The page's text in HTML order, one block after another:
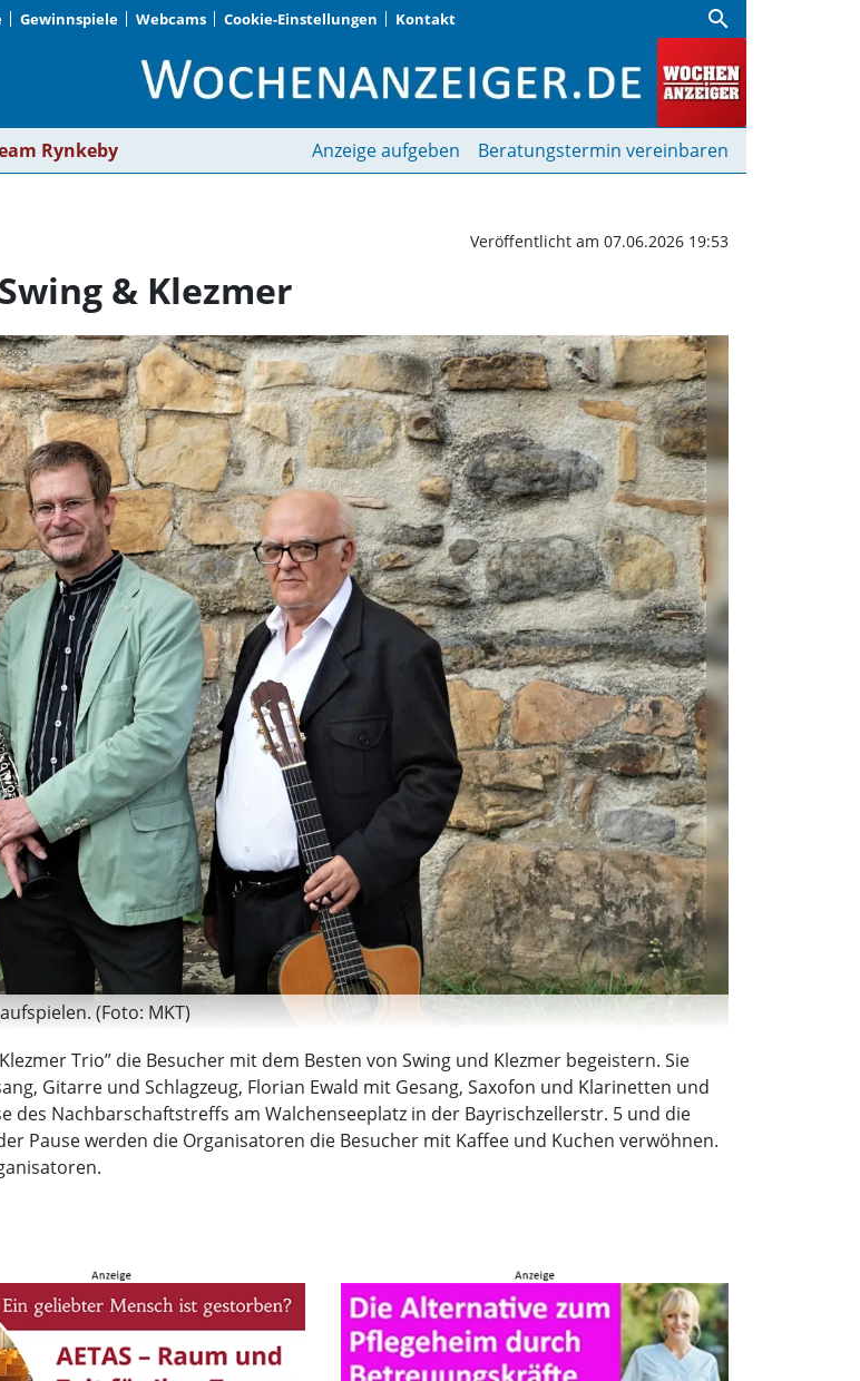
Gewinnspiele Webcams Cookie-Einstellungen Kontakt search
Best of Swing &
Rynkeby Anzeige aufgeben Beratungstermin vereinbaren
Veröffentlicht am 07.06.2026 19:53
& Klezmer
(Foto: MKT)
Trio” die Besucher mit dem Besten von Swing und Klezmer begeistern. Sie
Gitarre und Schlagzeug, Florian Ewald mit Gesang, Saxofon und Klarinetten und
Nachbarschaftstreffs am Walchenseeplatz in der Bayrischzellerstr. 5 und die
Pause werden die Organisatoren die Besucher mit Kaffee und Kuchen verwöhnen.